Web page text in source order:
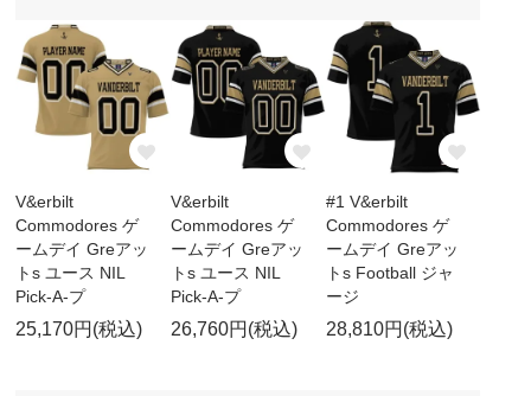
V&erbilt
Commodores ゲ
ームデイ Greアッ
トs ユース NIL
Pick-A-プ
25,170円(税込)
V&erbilt
Commodores ゲ
ームデイ Greアッ
トs ユース NIL
Pick-A-プ
26,760円(税込)
#1 V&erbilt
Commodores ゲ
ームデイ Greアッ
トs Football ジャ
ージ
28,810円(税込)